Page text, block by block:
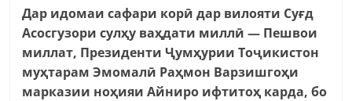
Дар идомаи сафари корӣ дар вилояти Суғд
Асосгузори сулҳу ваҳдати миллӣ — Пешвои
миллат, Президенти Ҷумҳурии Тоҷикистон
муҳтарам Эмомалӣ Раҳмон Варзишгоҳи
марказии ноҳияи Айниро ифтитоҳ карда, бо